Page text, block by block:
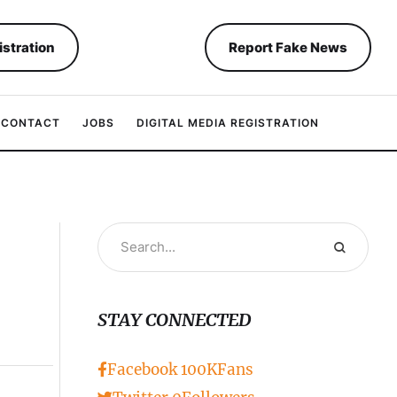
Report Fake News
CONTACT JOBS DIGITAL MEDIA REGISTRATION
STAY CONNECTED
Facebook100KFans